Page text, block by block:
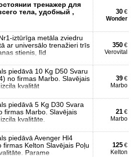
тренажер для
тела, удобный ,
30 €
Wonder
iztūrīga metāla zviedru
ar universālo trenažieri trīs
stienis, līd
350 €
Verovital
piedāvā 10 Kg D50 Svaru
no firmas Marbo. Slavējais
kvalitāt
39 €
Marbo
piedāvā 5 Kg D30 Svara
firmas Marbo. Slavējais
kvalitāte.
21 €
Marbo
piedāvā Avenger Hl4
firmas Kelton Slavējais Poļu
Parame
125 €
Kelton